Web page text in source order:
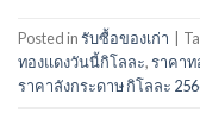
Posted inรับซื้อของเก่า
ทองแดงวันนี้กิโลละ,ราคาท
ราคาลังกระดาษ กิโลละ